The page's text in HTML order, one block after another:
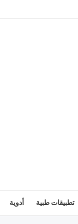
تطبيقات طبية أدوية